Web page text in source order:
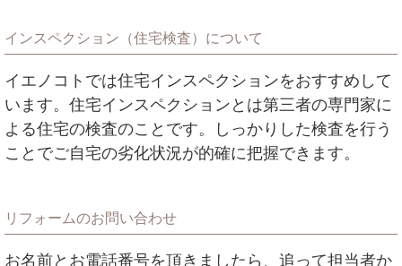
インスペクション（住宅検査）について
イエノコトでは住宅インスペクションをおすすめして
います。住宅インスペクションとは第三者の専門家に
よる住宅の検査のことです。しっかりした検査を行う
ことでご自宅の劣化状況が的確に把握できます。
リフォームのお問い合わせ
お名前とお電話番号を頂きましたら、追って担当者か